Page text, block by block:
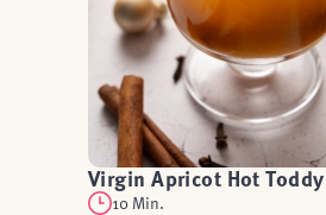
Virgin Apricot Hot Toddy
10 Min.